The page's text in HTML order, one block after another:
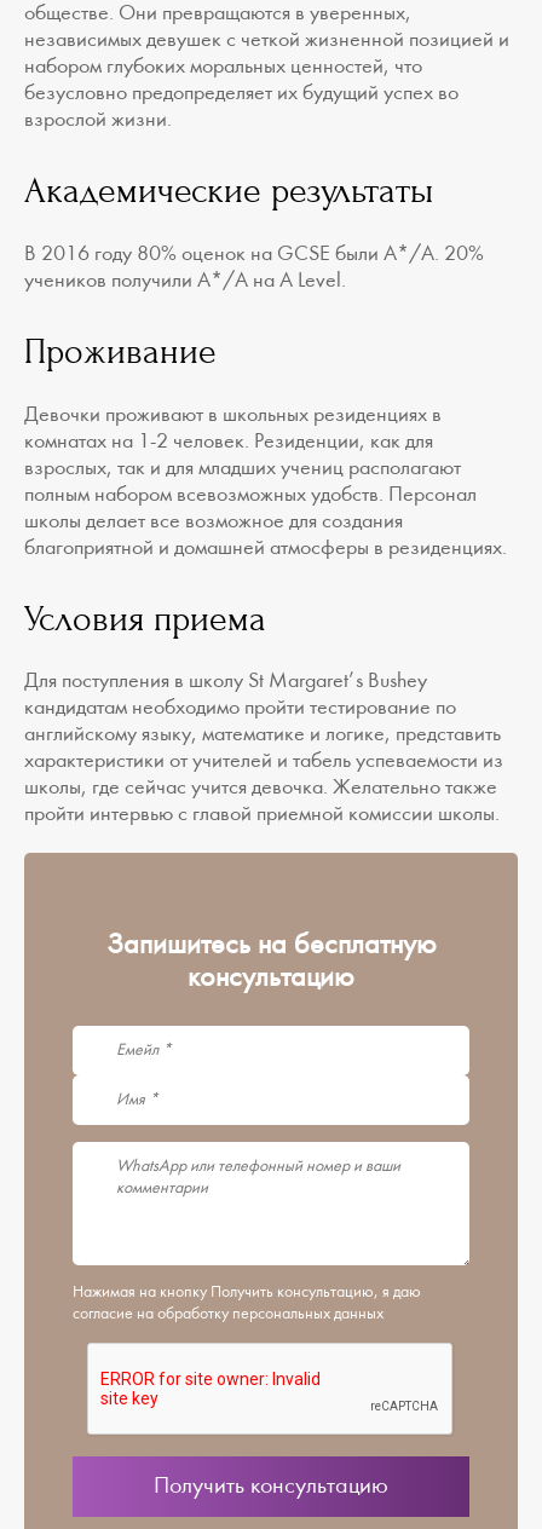
обществе. Они превращаются в уверенных,
независимых девушек с четкой жизненной позицией и
набором глубоких моральных ценностей, что
безусловно предопределяет их будущий успех во
взрослой жизни.
Академические результаты
В 2016 году 80% оценок на GCSE были А*/А. 20%
учеников получили А*/А на A Level.
Проживание
Девочки проживают в школьных резиденциях в
комнатах на 1-2 человек. Резиденции, как для
взрослых, так и для младших учениц располагают
полным набором всевозможных удобств. Персонал
школы делает все возможное для создания
благоприятной и домашней атмосферы в резиденциях.
Условия приема
Для поступления в школу St Margaret’s Bushey
кандидатам необходимо пройти тестирование по
английскому языку, математике и логике, представить
характеристики от учителей и табель успеваемости из
школы, где сейчас учится девочка. Желательно также
пройти интервью с главой приемной комиссии школы.
Запишитесь на бесплатную
консультацию
Нажимая на кнопку Получить консультацию, я даю
согласие на обработку персональных данных